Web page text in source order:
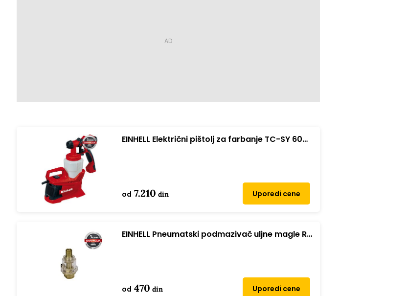
EINHELL Električni pištolj za farbanje TC-SY 600
od 7.210 din Uporedi cene
EINHELL Pneumatski podmazivač uljne magle R
od 470 din Uporedi cene